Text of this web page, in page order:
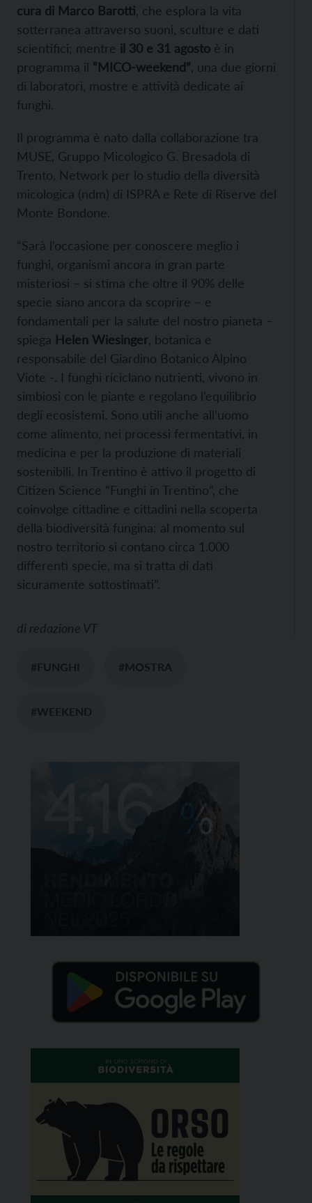
cura di Marco Barotti , che esplora la vita
sotterranea attraverso suoni, sculture e dati
scientifici; mentre il 30 e 31 agosto è in
programma il “MICO-weekend” , una due giorni
di laboratori, mostre e attività dedicate ai
funghi.
Il programma è nato dalla collaborazione tra
MUSE, Gruppo Micologico G. Bresadola di
Trento, Network per lo studio della diversità
micologica (ndm) di ISPRA e Rete di Riserve del
Monte Bondone.
“Sarà l’occasione per conoscere meglio i
funghi, organismi ancora in gran parte
misteriosi – si stima che oltre il 90% delle
specie siano ancora da scoprire – e
fondamentali per la salute del nostro pianeta –
spiega Helen Wiesinger , botanica e
responsabile del Giardino Botanico Alpino
Viote -. I funghi riciclano nutrienti, vivono in
simbiosi con le piante e regolano l’equilibrio
degli ecosistemi. Sono utili anche all’uomo
come alimento, nei processi fermentativi, in
medicina e per la produzione di materiali
sostenibili. In Trentino è attivo il progetto di
Citizen Science “Funghi in Trentino”, che
coinvolge cittadine e cittadini nella scoperta
della biodiversità fungina: al momento sul
nostro territorio si contano circa 1.000
differenti specie, ma si tratta di dati
sicuramente sottostimati”.
di redazione VT
#FUNGHI #MOSTRA
#WEEKEND